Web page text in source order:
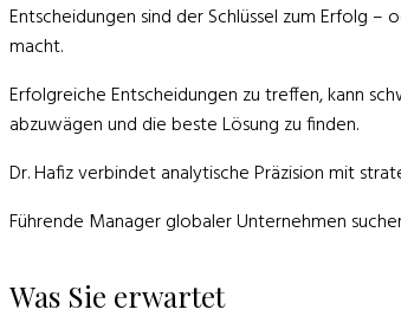
Entscheidungen sind der Schlüssel zum Erfolg
macht.
ErfolgreicheEntscheidungen zu treffen, kann
abzuwägen und die beste Lösung zu finden.
Dr. Hafiz verbindet analytische Präzision mit
Führende Manager globaler Unternehmen
Was Sie erwartet